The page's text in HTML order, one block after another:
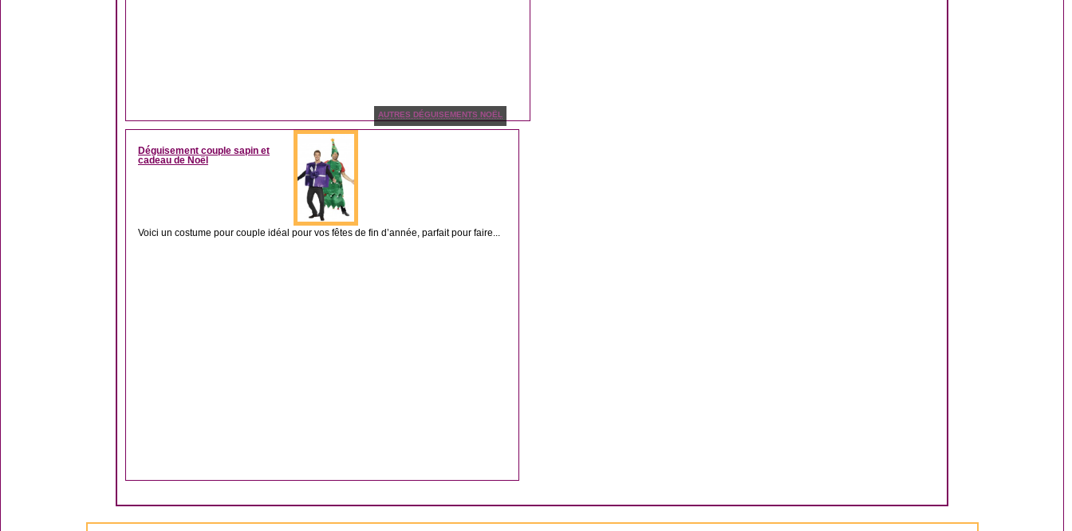
AUTRES DÉGUISEMENTS NOËL
Déguisement couple sapin et
cadeau de Noël
Voici un costume pour couple idéal pour vos fêtes de fin d’année, parfait pour faire...